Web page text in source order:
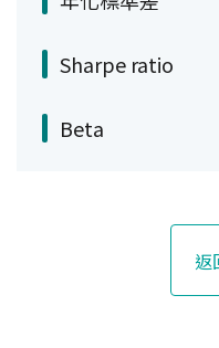
Sharpe ratio
Beta
返